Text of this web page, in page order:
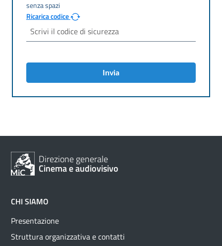
Ricarica codice
Invia
Direzione generale
Cinema e audiovisivo
CHI SIAMO
Presentazione
Struttura organizzativa e contatti